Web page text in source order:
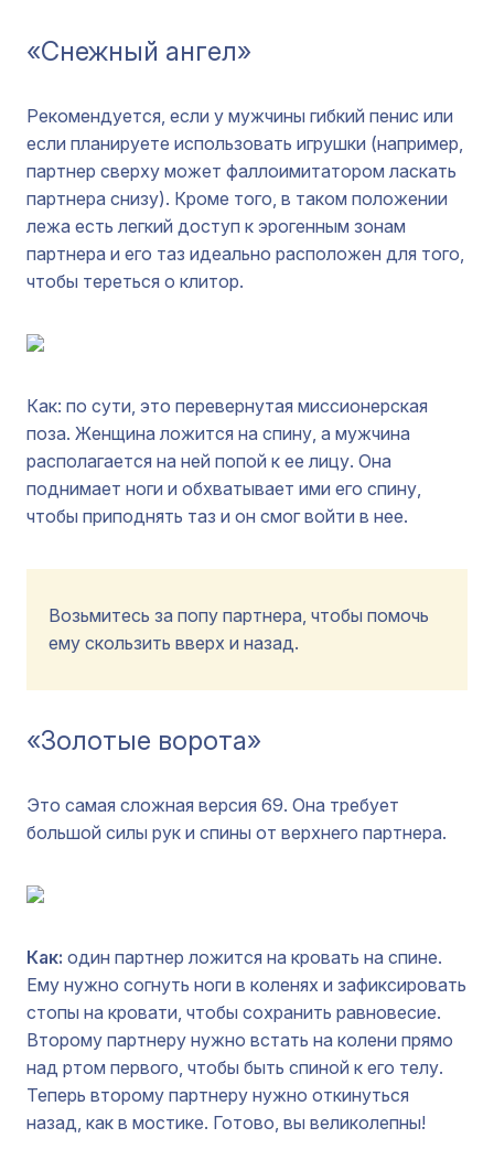
«Снежный ангел»
Рекомендуется, если у мужчины гибкий пенис или
если планируете использовать игрушки (например,
партнер сверху может фаллоимитатором ласкать
партнера снизу). Кроме того, в таком положении
лежа есть легкий доступ к эрогенным зонам
партнера и его таз идеально расположен для того,
чтобы тереться о клитор.
Как: по сути, это перевернутая миссионерская
поза. Женщина ложится на спину, а мужчина
располагается на ней попой к ее лицу. Она
поднимает ноги и обхватывает ими его спину,
чтобы приподнять таз и он смог войти в нее.
Возьмитесь за попу партнера, чтобы помочь
ему скользить вверх и назад.
«Золотые ворота»
Это самая сложная версия 69. Она требует
большой силы рук и спины от верхнего партнера.
Как: один партнер ложится на кровать на спине.
Ему нужно согнуть ноги в коленях и зафиксировать
стопы на кровати, чтобы сохранить равновесие.
Второму партнеру нужно встать на колени прямо
над ртом первого, чтобы быть спиной к его телу.
Теперь второму партнеру нужно откинуться
назад, как в мостике. Готово, вы великолепны!